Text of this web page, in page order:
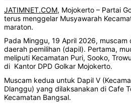
JATIMNET.COM, Mojokerto – Partai
terus menggelar Musyawarah
maraton.
Pada Minggu, 19 April 2026,
daerah pemilihan (dapil). Pertama,
meliputi Kecamatan Puri, Sooko,
di Kantor DPD Golkar Mojokerto.
Muscam kedua untuk Dapil V
Dlanggu) yang dilaksanakan di Cafe
Kecamatan Bangsal.